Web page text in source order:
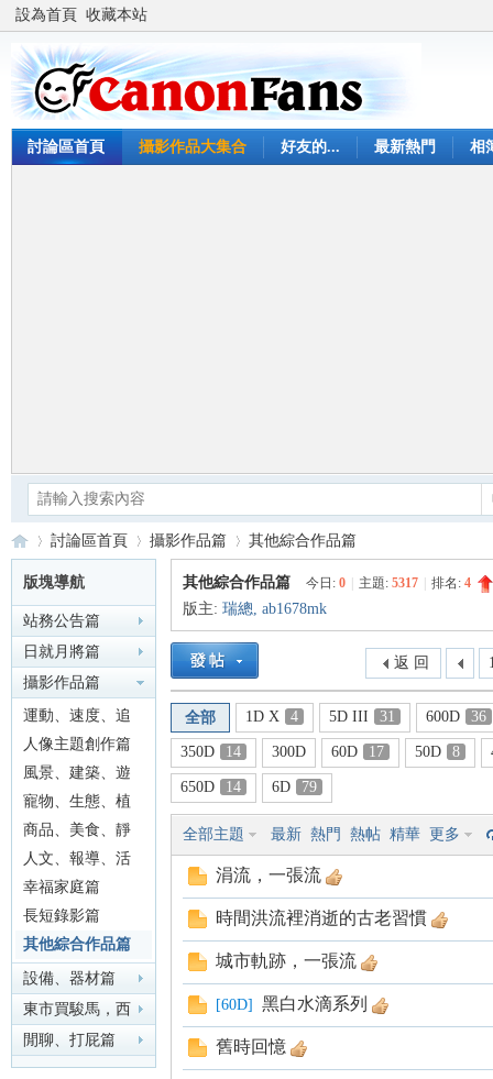
設為首頁 收藏本站
討論區首頁 攝影作品大集合 好友的... 最新熱門 相
Ca»
討論區首頁
›
攝影作品篇
›
其他綜合作品篇
版塊導航
站務公告篇
日就月將篇
攝影作品篇
運動、速度、追
焦篇
人像主題創作篇
風景、建築、遊
記篇
寵物、生態、植
物篇
商品、美食、靜
物篇
人文、報導、活
動篇
幸福家庭篇
長短錄影篇
其他綜合作品篇
設備、器材篇
東市買駿馬，西
市買鞍韉，南市
買轡
閒聊、打屁篇
其他綜合作品篇 今日: 0 主題: 5317 排名: 4
版主: 瑞總, ab1678mk
返 回
全部 1D X 4 5D III 31 600D 36
350D 14 300D 60D 17 50D 8
650D 14 6D 79
全部主題 最新 熱門 熱帖 精華 更多
涓流，一張流
時間洪流裡消逝的古老習慣
城市軌跡，一張流
[60D] 黑白水滴系列
舊時回憶